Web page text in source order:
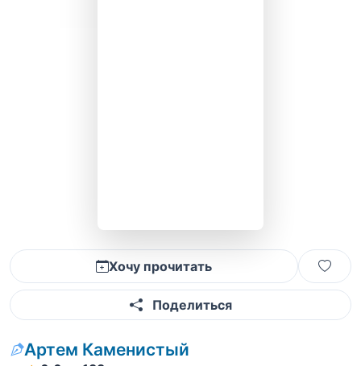
Хочу прочитать
Поделиться
Артем Каменистый